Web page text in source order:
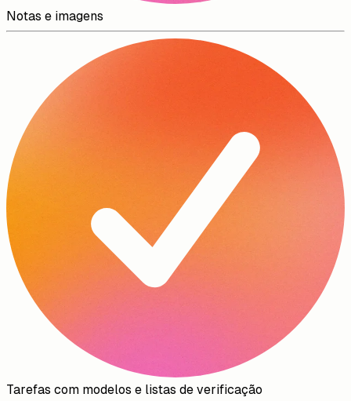
Notas e imagens
Tarefas com modelos e listas de verificação